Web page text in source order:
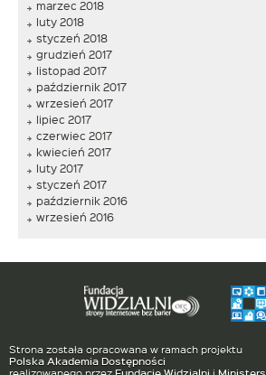
marzec 2018
luty 2018
styczeń 2018
grudzień 2017
listopad 2017
październik 2017
wrzesień 2017
lipiec 2017
czerwiec 2017
kwiecień 2017
luty 2017
styczeń 2017
październik 2016
wrzesień 2016
Strona została opracowana w ramach projektu
Polska Akademia Dostępności